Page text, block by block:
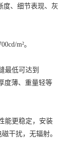
、细节表现、灰
m²。
最低可达到
度薄、重量轻等
能更稳定，安装
干扰，无辐射。